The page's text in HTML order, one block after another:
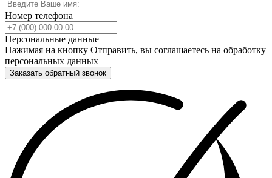
Номер телефона
Персональные данные
Нажимая на кнопку Отправить, вы соглашаетесь на обработку
персональных данных
Заказать обратный звонок